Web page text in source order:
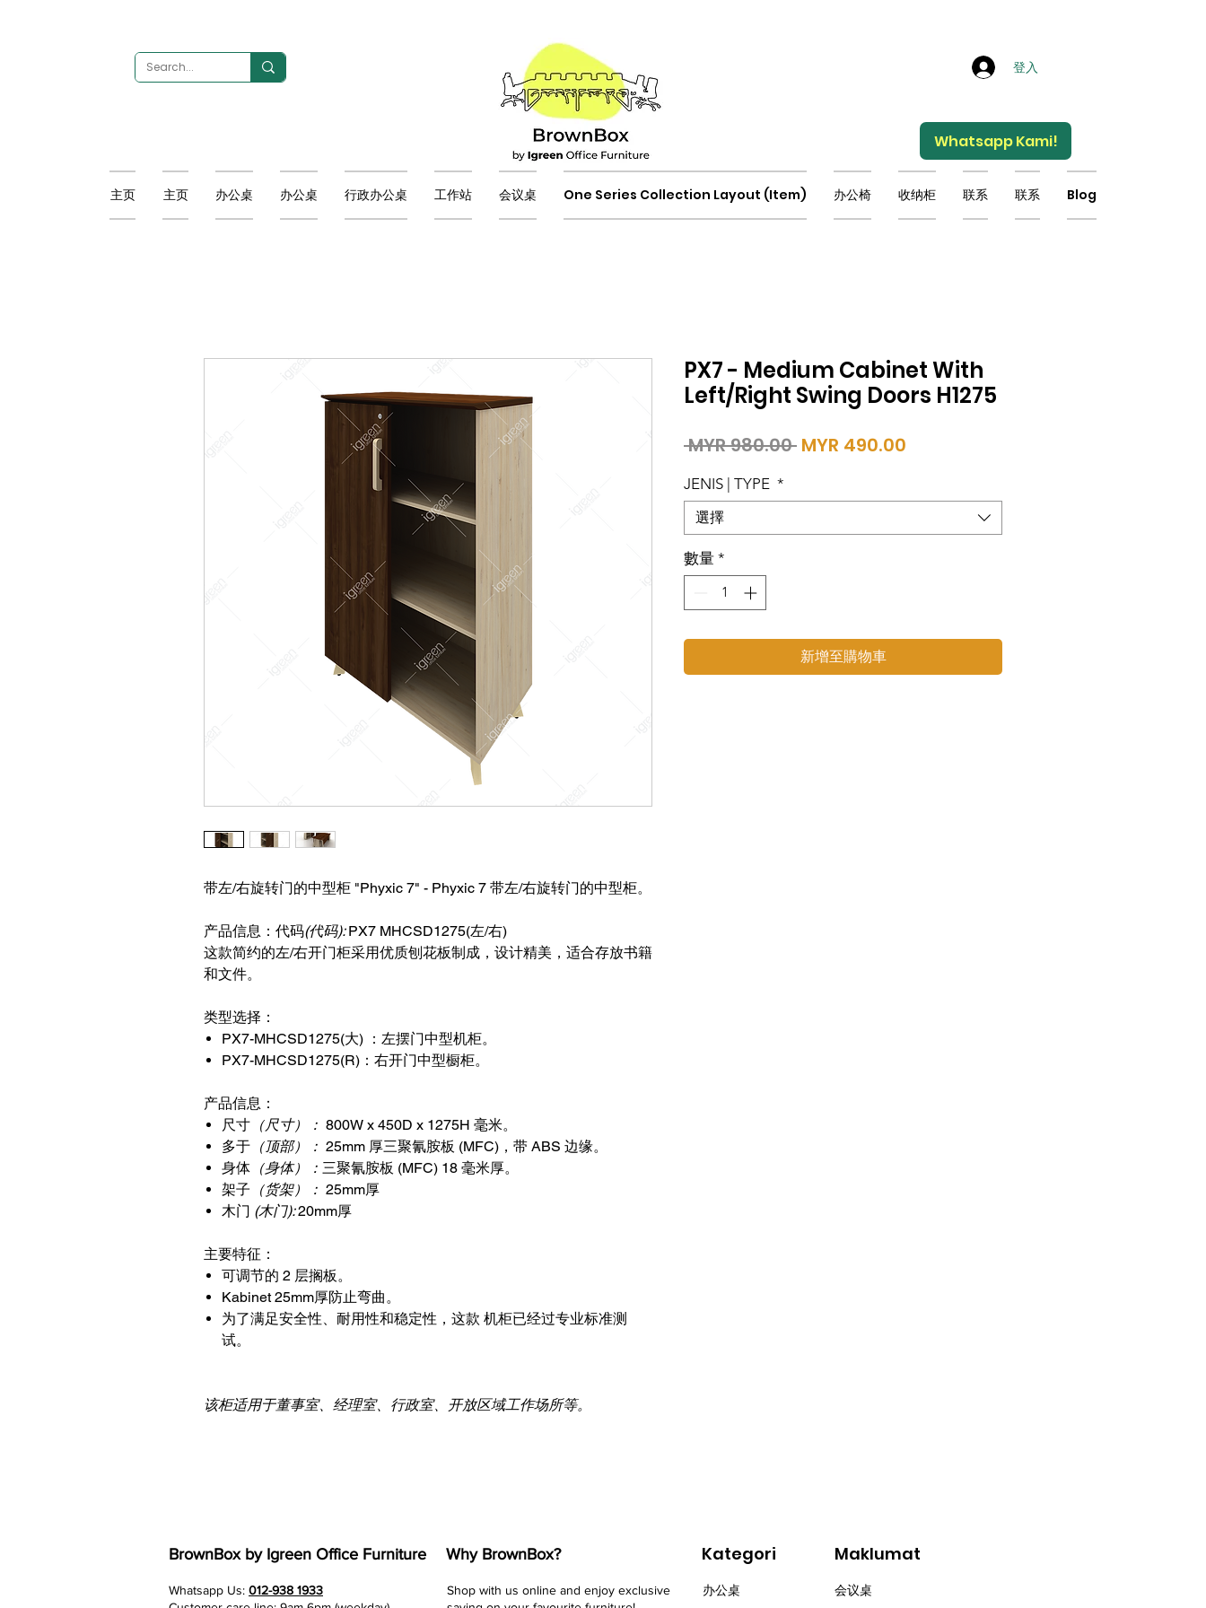
登入
Whatsapp Kami!
主页 主页 办公桌 办公桌 行政办公桌 工作站 会议桌 One Series Collection Layout (Item) 办公椅 收纳柜 联系 联系 Blog
带左/右旋转门的中型柜 "Phyxic 7" - Phyxic 7 带左/右旋转门的中型柜。
产品信息：代码(代码):PX7 MHCSD1275(左/右)
这款简约的左/右开门柜采用优质刨花板制成，设计精美，适合存放书籍
和文件。
类型选择：
PX7-MHCSD1275(大) ：左摆门中型机柜。
PX7-MHCSD1275(R) ：右开门中型橱柜。
产品信息：
尺寸 （尺寸）： 800W x 450D x 1275H 毫米。
多于 （顶部）： 25mm 厚三聚氰胺板 (MFC)，带 ABS 边缘。
身体 （身体）： 三聚氰胺板 (MFC) 18 毫米厚。
架子 （货架）： 25mm厚
木门 (木门):20mm厚
主要特征：
可调节的 2 层搁板。
Kabinet 25mm厚防止弯曲。
为了满足安全性、耐用性和稳定性，这款 机柜已经过专业标准测
试。
该柜适用于董事室、经理室、行政室、开放区域工作场所等。
PX7 - Medium Cabinet With
Left/Right Swing Doors H1275
MYR 980.00 一
MYR 490.00
JENIS | TYPE *
選擇
數量 *
新增至購物車
BrownBox by Igreen Office Furniture Why BrownBox?
Whatsapp Us: 012-938 1933
Shop with us online and enjoy exclusive
Kategori Maklumat
办公桌 会议桌